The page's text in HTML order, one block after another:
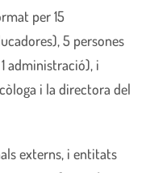
per 15
5 persones
administració), i
i la directora del
externs, i entitats